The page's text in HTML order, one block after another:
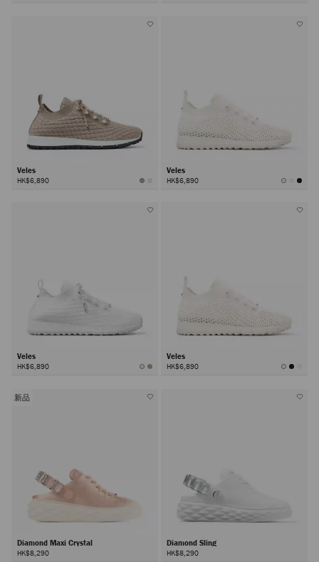
Veles
HK$6,890
Veles
HK$6,890
Veles
HK$6,890
Veles
HK$6,890
新品
Diamond Maxi Crystal
HK$8,290
Diamond Sling
HK$8,290